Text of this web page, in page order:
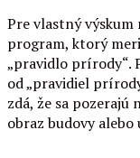
Pre vlastný
program, ktorý
„pravidlo prírody“.
od „pravidiel
zdá, že sa pozerajú
obraz budovy alebo